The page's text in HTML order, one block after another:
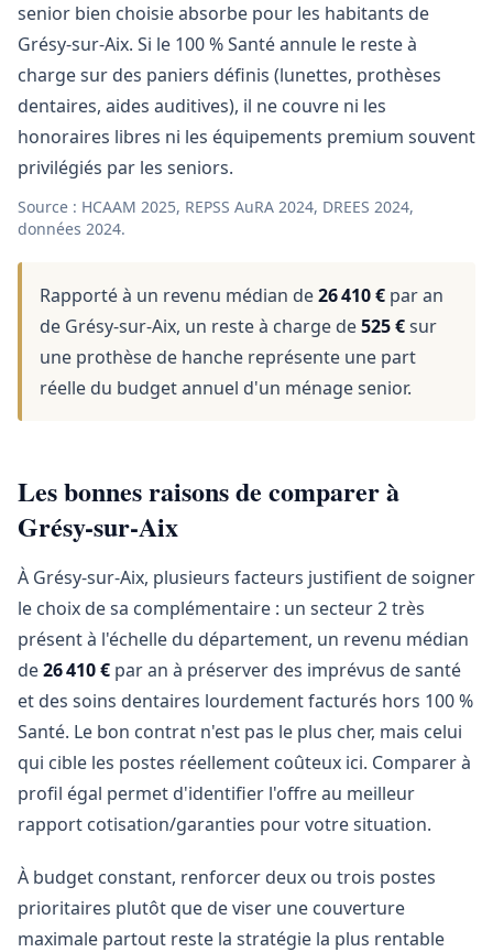
senior bien choisie absorbe pour les habitants de
Grésy-sur-Aix. Si le 100 % Santé annule le reste à
charge sur des paniers définis (lunettes, prothèses
dentaires, aides auditives), il ne couvre ni les
honoraires libres ni les équipements premium souvent
privilégiés par les seniors.
Source : HCAAM 2025, REPSS AuRA 2024, DREES 2024,
données 2024.
Rapporté à un revenu médian de26 410 € par an
de Grésy-sur-Aix, un reste à charge de525 €sur
une prothèse de hanche représente une part
réelle du budget annuel d'un ménage senior.
Les bonnes raisons de comparer à
Grésy-sur-Aix
À Grésy-sur-Aix, plusieurs facteurs justifient de soigner
le choix de sa complémentaire : un secteur 2 très
présent à l'échelle du département, un revenu médian
de26 410 € par an à préserver des imprévus de santé
et des soins dentaires lourdement facturés hors 100 %
Santé. Le bon contrat n'est pas le plus cher, mais celui
qui cible les postes réellement coûteux ici. Comparer à
profil égal permet d'identifier l'offre au meilleur
rapport cotisation/garanties pour votre situation.
À budget constant, renforcer deux ou trois postes
prioritaires plutôt que de viser une couverture
maximale partout reste la stratégie la plus rentable